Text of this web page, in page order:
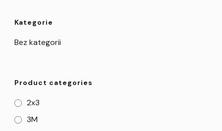
Kategorie
Bez kategorii
Product categories
2x3
3M